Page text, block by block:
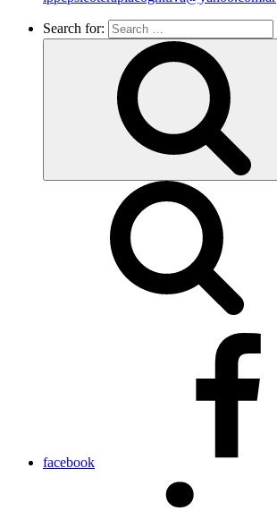
Search for:
facebook